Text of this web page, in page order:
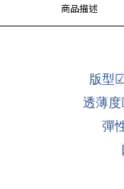
商品描述
版型 ☑
透薄度
彈